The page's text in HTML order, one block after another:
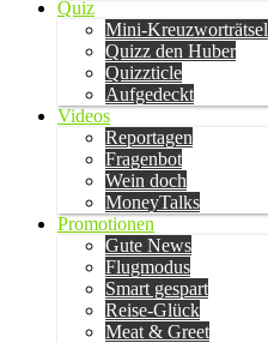
Quiz
Mini-Kreuzworträtsel
Quizz den Huber
Quizzticle
Aufgedeckt
Videos
Reportagen
Fragenbot
Wein doch
MoneyTalks
Promotionen
Gute News
Flugmodus
Smart gespart
Reise-Glück
Meat & Greet